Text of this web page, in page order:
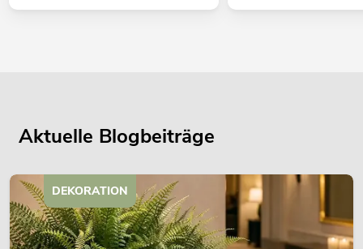
Aktuelle Blogbeiträge
DEKORATION